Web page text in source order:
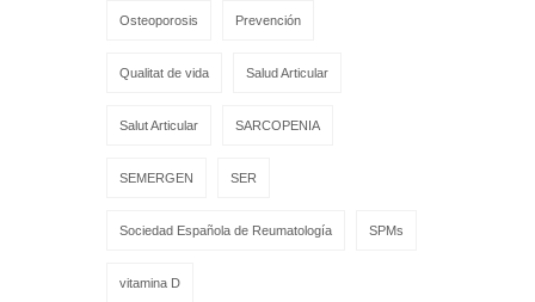
Osteoporosis Prevención
Qualitat de vida Salud Articular
Salut Articular SARCOPENIA
SEMERGEN SER
Sociedad Española de Reumatología SPMs
vitamina D